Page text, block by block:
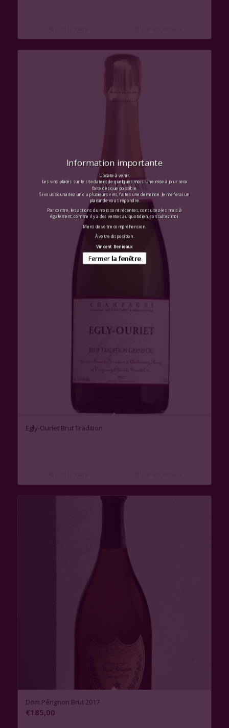
Egly-Ouriet Brut Tradition
Dom Pérignon Brut 2017
€185,00
Information importante
Update à venir.
Les vins placés sur le site datent de quelques mois. Une mise à jour sera
faite dès que possible.
Si vous souhaitez un ou plusieurs vins, faites une demande. Je me ferai un
plaisir de vous répondre.
Par contre, les actions du mois sont récentes, consultez-les mais là
également, comme il y a des ventes au quotidien, consultez moi.
Merci de votre compréhension.
À votre disposition.
Vincent Benieaux
Fermer la fenêtre